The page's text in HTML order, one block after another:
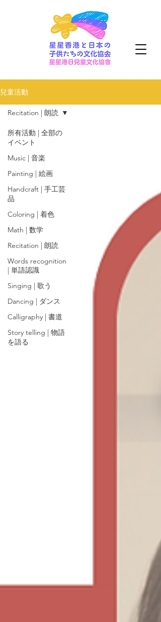
兒童活動
所有活動 | 全部の
イベント
Music | 音楽
Painting | 絵画
Handcraft | 手工芸
品
Coloring | 着色
Math | 数学
Recitation | 朗読
Words recognition
| 単語認識
Singing | 歌う
Dancing | ダンス
Calligraphy | 書道
Story telling | 物語
を語る
Recitation | 朗読